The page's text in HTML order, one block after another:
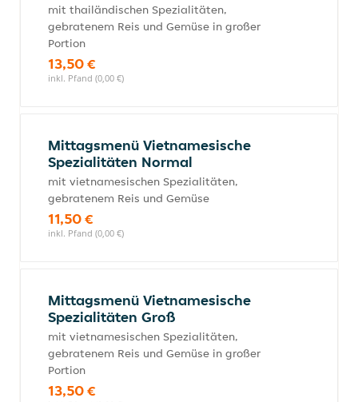
mit thailändischen Spezialitäten,
gebratenem Reis und Gemüse in großer
Portion
13,50 €
inkl. Pfand (0,00 €)
Mittagsmenü Vietnamesische
Spezialitäten Normal
mit vietnamesischen Spezialitäten,
gebratenem Reis und Gemüse
11,50 €
inkl. Pfand (0,00 €)
Mittagsmenü Vietnamesische
Spezialitäten Groß
mit vietnamesischen Spezialitäten,
gebratenem Reis und Gemüse in großer
Portion
13,50 €